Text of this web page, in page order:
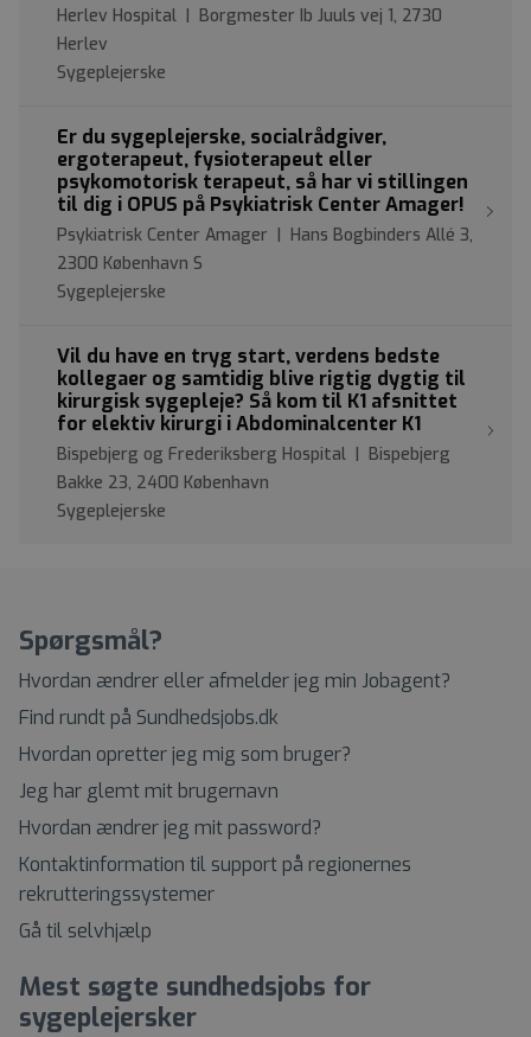
Herlev Hospital | Borgmester Ib Juuls vej 1, 2730
Herlev
Sygeplejerske
Er du sygeplejerske, socialrådgiver,
ergoterapeut, fysioterapeut eller
psykomotorisk terapeut, så har vi stillingen
til dig i OPUS på Psykiatrisk Center Amager!
Psykiatrisk Center Amager | Hans Bogbinders Allé 3,
2300 København S
Sygeplejerske
Vil du have en tryg start, verdens bedste
kollegaer og samtidig blive rigtig dygtig til
kirurgisk sygepleje? Så kom til K1 afsnittet
for elektiv kirurgi i Abdominalcenter K1
Bispebjerg og Frederiksberg Hospital | Bispebjerg
Bakke 23, 2400 København
Sygeplejerske
Spørgsmål?
Hvordan ændrer eller afmelder jeg min Jobagent?
Find rundt på Sundhedsjobs.dk
Hvordan opretter jeg mig som bruger?
Jeg har glemt mit brugernavn
Hvordan ændrer jeg mit password?
Kontaktinformation til support på regionernes
rekrutteringssystemer
Gå til selvhjælp
Mest søgte sundhedsjobs for
sygeplejersker